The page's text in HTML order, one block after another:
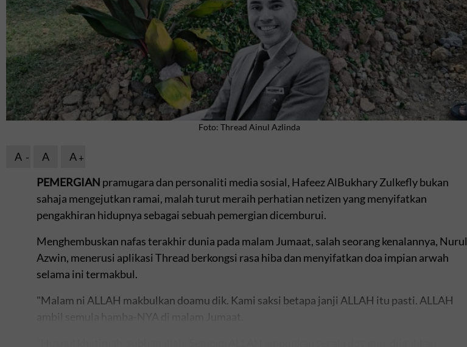
Foto: Thread Ainul Azlinda
A A
A
PEMERGIAN pramugara dan personaliti media sosial, Hafeez AlBukhary Zulkefly bukan
sahaja mengejutkan ramai, malah turut meraih perhatian netizen yang menyifatkan
pengakhiran hidupnya sebagai sebuah pemergian dicemburui.
Menghembuskan nafas terakhir dunia pada malam Jumaat, salah seorang kenalannya, Nurul
Azwin, menerusi aplikasi Thread berkongsi rasa hiba dan menyifatkan doa impian arwah
selama ini termakbul.
"Malam ni ALLAH makbulkan doamu dik. Kami saksi betapa janji ALLAH itu pasti. ALLAH
ambil semula hamba-NYA di malam Jumaat.